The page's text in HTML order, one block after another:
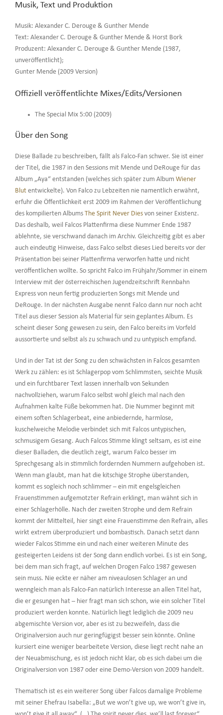
Musik, Text und Produktion
Musik: Alexander C. Derouge & Gunther Mende
Text: Alexander C. Derouge & Gunther Mende & Horst Bork
Produzent: Alexander C. Derouge & Gunther Mende (1987,
unveröffentlicht);
Gunter Mende (2009 Version)
Offiziell veröffentlichte Mixes/Edits/Versionen
The Special Mix 5:00 (2009)
Über den Song
Diese Ballade zu beschreiben, fällt als Falco-Fan schwer. Sie ist einer
der Titel, die 1987 in den Sessions mit Mende und DeRouge für das
Album „Aya“ entstanden (welches sich später zum Album Wiener
Blutentwickelte). Von Falco zu Lebzeiten nie namentlich erwähnt,
erfuhr die Öffentlichkeit erst 2009 im Rahmen der Veröffentlichung
des kompilierten Albums The Spirit Never Diesvon seiner Existenz.
Das deshalb, weil Falcos Plattenfirma diese Nummer Ende 1987
ablehnte, sie verschwand danach im Archiv. Gleichzeitig gibt es aber
auch eindeutig Hinweise, dass Falco selbst dieses Lied bereits vor der
Präsentation bei seiner Plattenfirma verworfen hatte und nicht
veröffentlichen wollte. So spricht Falco im Frühjahr/Sommer in einem
Interview mit der österreichischen Jugendzeitschrift Rennbahn
Express von neun fertig produzierten Songs mit Mende und
DeRouge. In der nächsten Ausgabe nennt Falco dann nur noch acht
Titel aus dieser Session als Material für sein geplantes Album. Es
scheint dieser Song gewesen zu sein, den Falco bereits im Vorfeld
aussortierte und selbst als zu schwach und zu untypisch empfand.
Und in der Tat ist der Song zu den schwächsten in Falcos gesamten
Werk zu zählen: es ist Schlagerpop vom Schlimmsten, seichte Musik
und ein furchtbarer Text lassen innerhalb von Sekunden
nachvollziehen, warum Falco selbst wohl gleich mal nach den
Aufnahmen kalte Füße bekommen hat. Die Nummer beginnt mit
einem soften Schlagerbeat, eine anbiedernde, harmlose,
kuschelweiche Melodie verbindet sich mit Falcos untypischen,
schmusigem Gesang. Auch Falcos Stimme klingt seltsam, es ist eine
dieser Balladen, die deutlich zeigt, warum Falco besser im
Sprechgesang als in stimmlich fordernden Nummern aufgehoben ist.
Wenn man glaubt, man hat die kitschige Strophe überstanden,
kommt es sogleich noch schlimmer – ein mit engelsgleichen
Frauenstimmen aufgemotzter Refrain erklingt, man wähnt sich in
einer Schlagerhölle. Nach der zweiten Strophe und dem Refrain
kommt der Mittelteil, hier singt eine Frauenstimme den Refrain, alles
wirkt extrem überproduziert und bombastisch. Danach setzt dann
wieder Falcos Stimme ein und nach einer weiteren Minute des
gesteigerten Leidens ist der Song dann endlich vorbei. Es ist ein Song,
bei dem man sich fragt, auf welchen Drogen Falco 1987 gewesen
sein muss. Nie eckte er näher am niveaulosen Schlager an und
wenngleich man als Falco-Fan natürlich Interesse an allen Titel hat,
die er gesungen hat – hier fragt man sich schon, wie ein solcher Titel
produziert werden konnte. Natürlich liegt lediglich die 2009 neu
abgemischte Version vor, aber es ist zu bezweifeln, dass die
Originalversion auch nur geringfügigst besser sein könnte. Online
kursiert eine weniger bearbeitete Version, diese liegt recht nahe an
der Neuabmischung, es ist jedoch nicht klar, ob es sich dabei um die
Originalversion von 1987 oder eine Demo-Version von 2009 handelt.
Thematisch ist es ein weiterer Song über Falcos damalige Probleme
mit seiner Ehefrau Isabella: „But we won’t give up, we won’t give in,